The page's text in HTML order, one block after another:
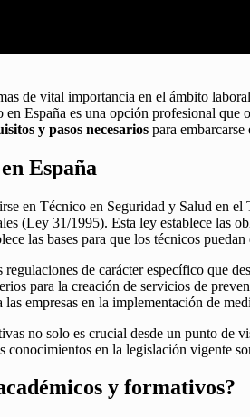
de vital importancia en el ámbito
España es una opción profesional
y pasos necesarios para
España
en Técnico en Seguridad y Salud en
(Ley 31/1995). Esta ley establece las
las bases para que los técnicos
de carácter específico que
para la creación de servicios de
empresas en la implementación de
no solo es crucial desde un punto de
en la legislación vigente
y formativos?